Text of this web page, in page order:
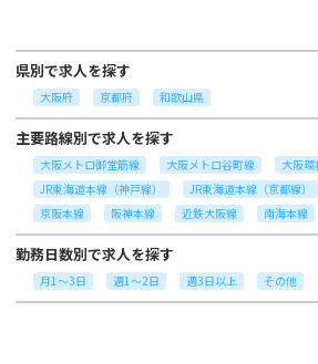
県別で求人を探す
大阪府 京都府 和歌山県
主要路線別で求人を探す
大阪メトロ御堂筋線 大阪メトロ谷町線
大阪環
JR東海道本線（神戸線）
JR東海道本線（京都線）
京阪本線
阪神本線 近鉄大阪線 南海本線
勤務日数別で求人を探す
月1～3日 週1～2日 週3日以上 その他